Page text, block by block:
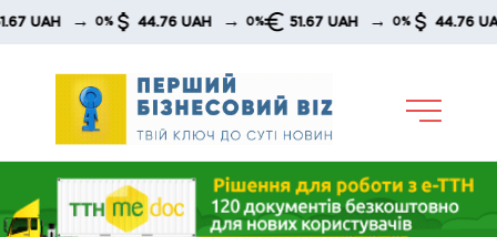
Skip
→ 0% 44.76 UAH → 0% 51.67 UAH → 0% 44.76 UAH →